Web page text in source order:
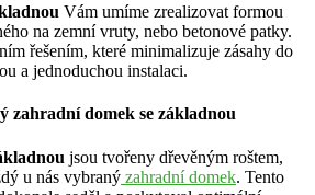
Vám umíme zrealizovat formou
na zemní vruty, nebo betonové patky.
řešením, které minimalizuje zásahy do
a jednoduchou instalaci.
zahradní domek se základnou
jsou tvořeny dřevěným roštem,
u nás vybraný zahradní domek. Tento